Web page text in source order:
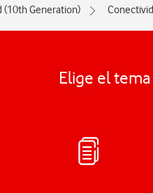
(10th Generation)
Elige el